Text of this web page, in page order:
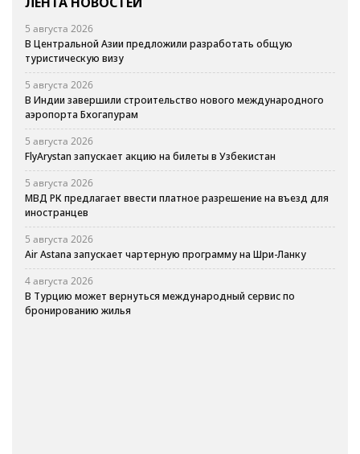
5 августа 2026
В Центральной Азии предложили разработать общую
туристическую визу
5 августа 2026
В Индии завершили строительство нового международного
аэропорта Бхогапурам
5 августа 2026
FlyArystan запускает акцию на билеты в Узбекистан
5 августа 2026
МВД РК предлагает ввести платное разрешение на въезд для
иностранцев
5 августа 2026
Air Astana запускает чартерную программу на Шри-Ланку
4 августа 2026
В Турцию может вернуться международный сервис по
бронированию жилья